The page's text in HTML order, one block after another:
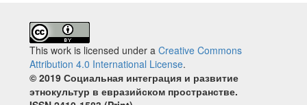
This work is licensed under a Creative Commons
Attribution 4.0 International License.
© 2019 Социальная интеграция и развитие
этнокультур в евразийском пространстве.